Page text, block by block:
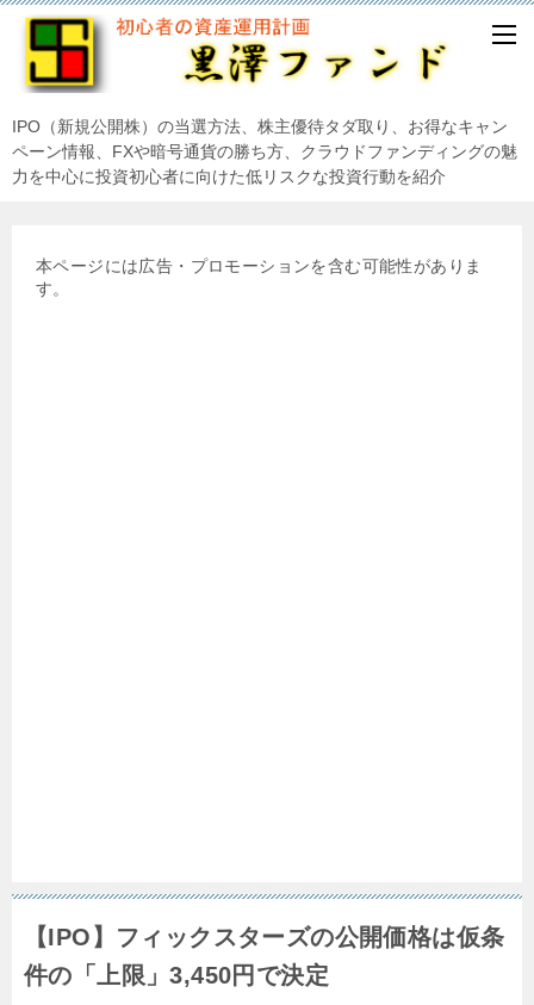
IPO（新規公開株）の当選方法、株主優待タダ取り、お得なキャン
ペーン情報、FXや暗号通貨の勝ち方、クラウドファンディングの魅
力を中心に投資初心者に向けた低リスクな投資行動を紹介
本ページには広告・プロモーションを含む可能性がありま
す。
【IPO】フィックスターズの公開価格は仮条
件の「上限」3,450円で決定